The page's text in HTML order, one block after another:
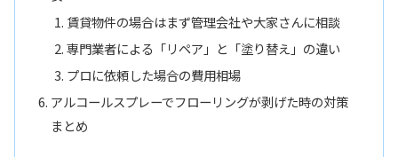
賃貸物件の場合はまず管理会社や大家さんに相談
専門業者による「リペア」と「塗り替え」の違い
プロに依頼した場合の費用相場
アルコールスプレーでフローリングが剥げた時の対策
まとめ